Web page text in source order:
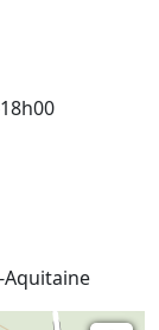
Aquitaine